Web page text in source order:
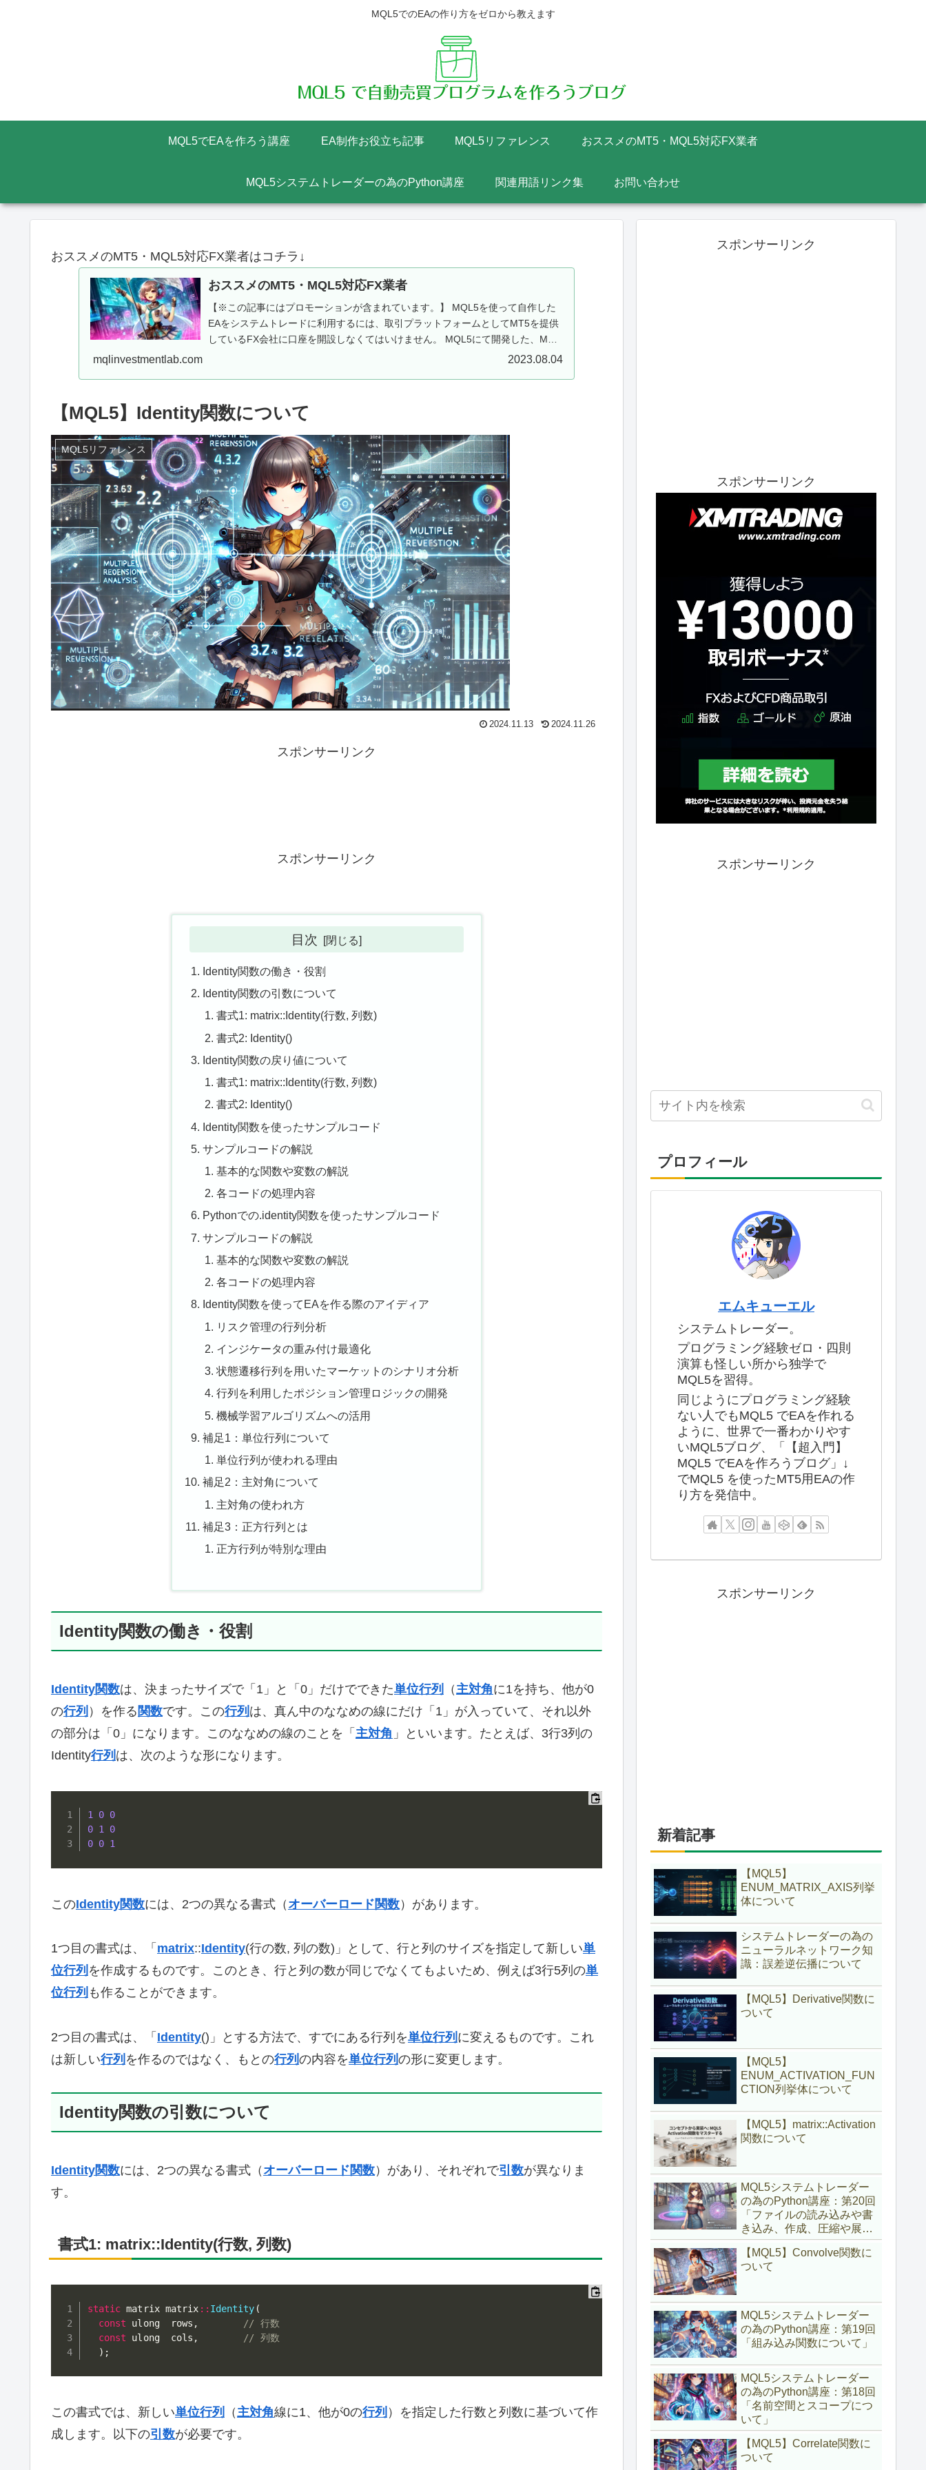
MQL5でのEAの作り方をゼロから教えます
MQL5でEAを作ろう講座 EA制作お役立ち記事 MQL5リファレンス おススメのMT5・MQL5対応FX業者
MQL5システムトレーダーの為のPython講座 関連用語リンク集 お問い合わせ
おススメのMT5・MQL5対応FX業者はコチラ↓
おススメのMT5・MQL5対応FX業者
【※この記事にはプロモーションが含まれています。】 MQL5を使って自作した
EAをシステムトレードに利用するには、取引プラットフォームとしてMT5を提供
しているFX会社に口座を開設しなくてはいけません。 MQL5にて開発した、MT5
mqlinvestmentlab.com 2023.08.04
【MQL5】Identity関数について
MQL5リファレンス
2024.11.13 2024.11.26
スポンサーリンク
スポンサーリンク
目次
Identity関数の働き・役割
Identity関数の引数について
書式1: matrix::Identity(行数, 列数)
書式2: Identity()
Identity関数の戻り値について
書式1: matrix::Identity(行数, 列数)
書式2: Identity()
Identity関数を使ったサンプルコード
サンプルコードの解説
基本的な関数や変数の解説
各コードの処理内容
Pythonでの.identity関数を使ったサンプルコード
サンプルコードの解説
基本的な関数や変数の解説
各コードの処理内容
Identity関数を使ってEAを作る際のアイディア
リスク管理の行列分析
インジケータの重み付け最適化
状態遷移行列を用いたマーケットのシナリオ分析
行列を利用したポジション管理ロジックの開発
機械学習アルゴリズムへの活用
補足1：単位行列について
単位行列が使われる理由
補足2：主対角について
主対角の使われ方
補足3：正方行列とは
正方行列が特別な理由
Identity関数の働き・役割
Identity関数は、決まったサイズで「1」と「0」だけでできた単位行列 （ 主対角に1を持ち、他が0
の行列 ）を作る 関数です。この行列 は、真ん中のななめの線にだけ「1」が入っていて、それ以外
の部分は「0」になります。このななめの線のことを「 主対角 」といいます。たとえば、3行3列の
Identity行列 は、次のような形になります。
1 0 0
0 1 0
0 0 1
このIdentity関数には、2つの異なる書式（ オーバーロード関数）があります。
1つ目の書式は、「 matrix::Identity(行の数, 列の数)」として、行と列のサイズを指定して新しい単
位行列 を作成するものです。このとき、行と列の数が同じでなくてもよいため、例えば3行5列の単
位行列 も作ることができます。
2つ目の書式は、「 Identity()」とする方法で、すでにある行列を単位行列 に変えるものです。これ
は新しい行列 を作るのではなく、もとの行列 の内容を単位行列 の形に変更します。
Identity関数の引数について
Identity関数には、2つの異なる書式（ オーバーロード関数）があり、それぞれで引数が異なりま
す。
書式1: matrix::Identity(行数, 列数)
static matrix matrix :: Identity (
const ulong  rows ,
// 行数
const ulong  cols ,
// 列数
) ;
この書式では、新しい単位行列 （主対角線に1、他が0の行列 ）を指定した行数と列数に基づいて作
成します。以下の引数が必要です。
スポンサーリンク
スポンサーリンク
スポンサーリンク
プロフィール
エムキューエル
システムトレーダー。
プログラミング経験ゼロ・四則
演算も怪しい所から独学で
MQL5を習得。
同じようにプログラミング経験
ない人でもMQL5 でEAを作れる
ように、世界で一番わかりやす
いMQL5ブログ、「【超入門】
MQL5 でEAを作ろうブログ」↓
でMQL5 を使ったMT5用EAの作
り方を発信中。
スポンサーリンク
新着記事
【MQL5】
ENUM_MATRIX_AXIS列挙
体について
システムトレーダーの為の
ニューラルネットワーク知
識：誤差逆伝播について
【MQL5】Derivative関数に
ついて
【MQL5】
ENUM_ACTIVATION_FUN
CTION列挙体について
【MQL5】matrix::Activation
関数について
MQL5システムトレーダー
の為のPython講座：第20回
「ファイルの読み込みや書
き込み、作成、圧縮や展開
について」
【MQL5】Convolve関数に
ついて
MQL5システムトレーダー
の為のPython講座：第19回
「組み込み関数について」
MQL5システムトレーダー
の為のPython講座：第18回
「名前空間とスコープにつ
いて」
【MQL5】Correlate関数に
ついて